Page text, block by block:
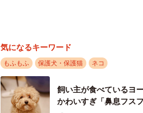
気になるキーワード
もふもふ 保護犬・保護猫 ネコ
飼い主が食べているヨ
かわいすぎ「鼻息フス